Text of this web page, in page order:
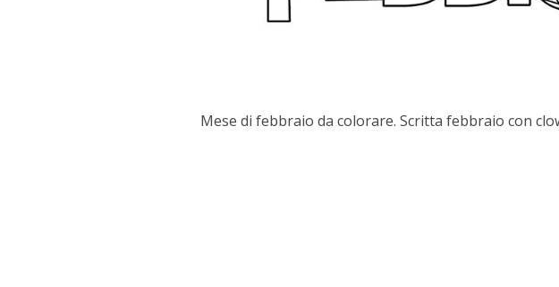
Mese di febbraio da colorare. Scritta febbraio con